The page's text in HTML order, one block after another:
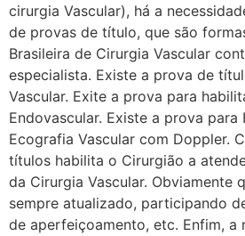
cirurgia Vascular), há a
de provas de título, que são
Brasileira de Cirurgia Vascular
especialista. Existe a prova de
Vascular. Exite a prova para
Endovascular. Existe a prova para
Ecografia Vascular com Doppler.
títulos habilita o Cirurgião a
da Cirurgia Vascular. Obviamente
sempre atualizado, participando
de aperfeiçoamento, etc. Enfim, a